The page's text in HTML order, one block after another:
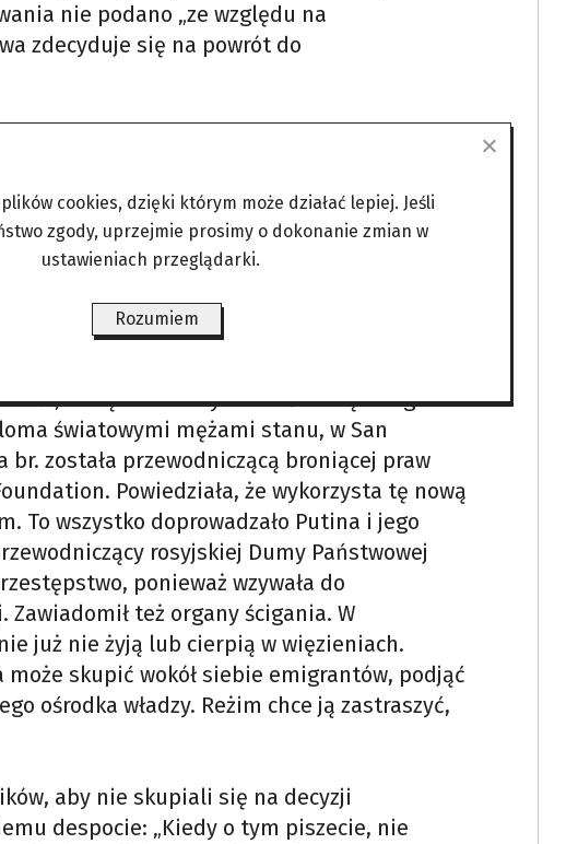
nie podano „ze względu na
zdecyduje się na powrót do
odważnie piętnował korupcję i
16 lutego 2024 roku zmarł w syberyjskiej
różne wymyślone przez władze zbrodnie.
odciął od świata i zabił jej męża”.
się trzymać na uboczu.
że będzie kontynuować walkę swego
światowymi mężami stanu, w San
br. została przewodniczącą broniącej praw
Powiedziała, że wykorzysta tę nową
To wszystko doprowadzało Putina i jego
rosyjskiej Dumy Państwowej
ponieważ wzywała do
też organy ścigania. W
już nie żyją lub cierpią w więzieniach.
skupić wokół siebie emigrantów, podjąć
ośrodka władzy. Reżim chce ją zastraszyć,
aby nie skupiali się na decyzji
despocie: „Kiedy o tym piszecie, nie
cookies, dzięki którym może działać lepiej. Jeśli
zgody, uprzejmie prosimy o dokonanie zmian w
ustawieniach przeglądarki.
Rozumiem